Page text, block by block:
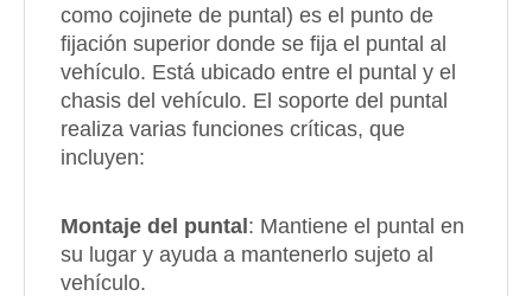
como cojinete de puntal) es el punto de
fijación superior donde se fija el puntal al
vehículo. Está ubicado entre el puntal y el
chasis del vehículo. El soporte del puntal
realiza varias funciones críticas, que
incluyen:
Montaje del puntal : Mantiene el puntal en
su lugar y ayuda a mantenerlo sujeto al
vehículo.